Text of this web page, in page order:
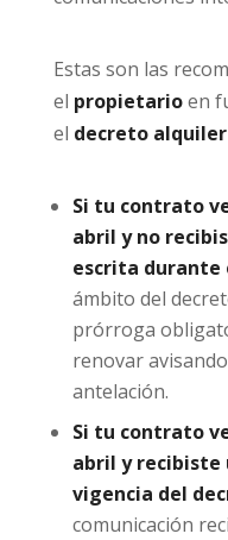
Estas son las
el propietarioen
el decreto
Si tu contrato
abril y no
escrita durante
ámbito del
prórroga
renovar
antelación.
Si tu contrato
abril y recibiste
vigencia del
comunicación